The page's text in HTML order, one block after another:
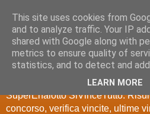
Estrazioni Lotto
SuperEnalotto
Ultime estrazioni di Lotto,
SuperEnalotto SiVinceTutto.
concorso, verifica vincite, ultime
This site uses cookies from
and to analyze traffic. Your IP
shared with Google along with
metrics to ensure quality of
statistics, and to detect and
LEARN MORE